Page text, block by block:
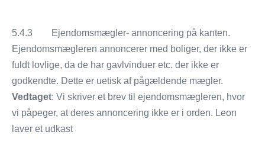
5.4.3 Ejendomsmægler- annoncering på kanten.
Ejendomsmægleren annoncerer med boliger, der ikke er
fuldt lovlige, da de har gavlvinduer etc. der ikke er
godkendte. Dette er uetisk af pågældende mægler.
Vedtaget: Vi skriver et brev til ejendomsmægleren, hvor
vi påpeger, at deres annoncering ikke er i orden. Leon
laver et udkast